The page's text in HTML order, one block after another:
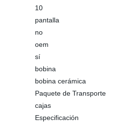
10
pantalla
no
oem
sí
bobina
bobina cerámica
Paquete de Transporte
cajas
Especificación